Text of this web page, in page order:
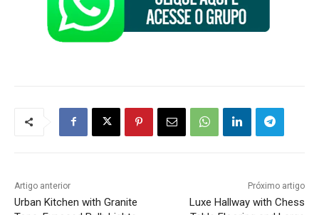
Artigo anterior
Urban Kitchen with Granite
Próximo artigo
Luxe Hallway with Chess